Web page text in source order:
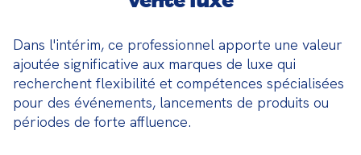
Dans l'intérim, ce professionnel apporte une valeur
ajoutée significative aux marques de luxe qui
recherchent flexibilité et compétences spécialisées
pour des événements, lancements de produits ou
périodes de forte affluence.